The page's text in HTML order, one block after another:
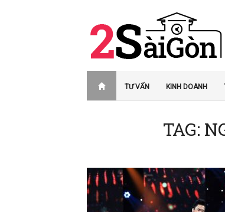
TƯ VẤN KINH DOANH
TAG: